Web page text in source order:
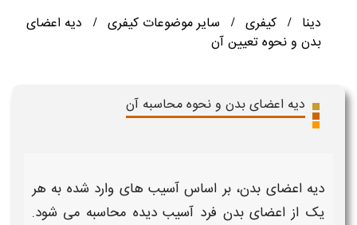
دینا / کیفری / سایر موضوعات کیفری /
دیه اعضای
بدن و نحوه تعیین آن
دیه اعضای بدن و نحوه محاسبه آن
دیه اعضای بدن، بر اساس آسیب های وارد شده به هر
یک از اعضای بدن فرد آسیب دیده محاسبه می شود.